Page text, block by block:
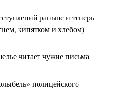
раньше и теперь
кипятком и хлебом)
читает чужие письма
полицейского